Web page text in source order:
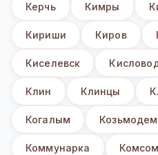
Керчь Кимры
Кириши Киров
Киселевск
Клин Клинцы
Когалым
Коммунарка